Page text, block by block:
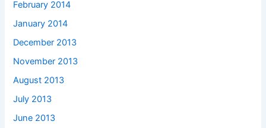
February 2014
January 2014
December 2013
November 2013
August 2013
July 2013
June 2013